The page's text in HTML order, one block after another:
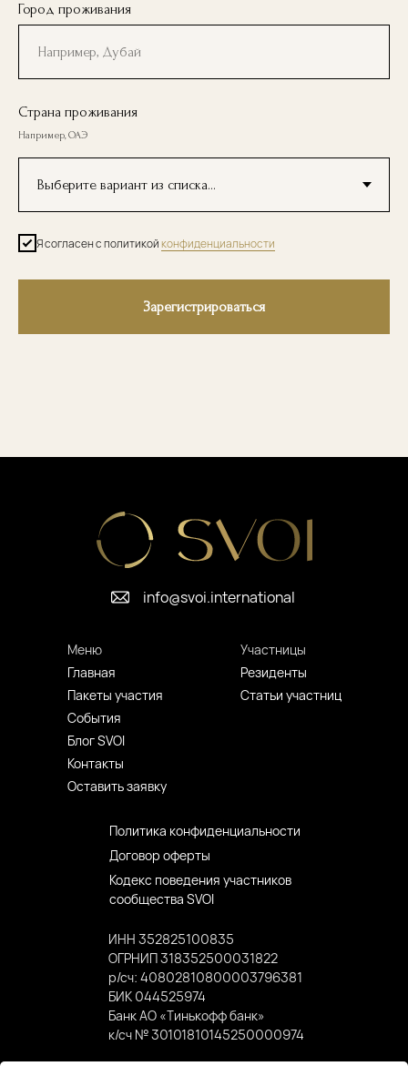
Город проживания
Страна проживания
Например, ОАЭ
Я согласен с политикойконфиденциальности
Зарегистрироваться
ИНН 352825100835
ОГРНИП 318352500031822
р/сч: 40802810800003796381
БИК 044525974
Банк АО «Тинькофф банк»
к/сч № 30101810145250000974
Политика конфиденциальности
Договор оферты
Кодекс поведения участников
сообщества SVOI
info@svoi.international
Меню
Главная
Пакеты участия
События
Блог SVOI
Контакты
Оставить заявку
Участницы
Резиденты
Статьи участниц